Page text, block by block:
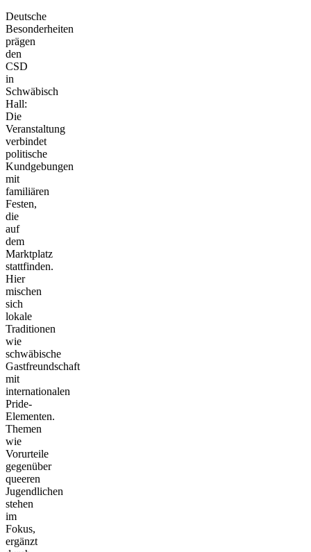
Deutsche
Besonderheiten
prägen
den
CSD
in
Schwäbisch
Hall:
Die
Veranstaltung
verbindet
politische
Kundgebungen
mit
familiären
Festen,
die
auf
dem
Marktplatz
stattfinden.
Hier
mischen
sich
lokale
Traditionen
wie
schwäbische
Gastfreundschaft
mit
internationalen
Pride-
Elementen.
Themen
wie
Vorurteile
gegenüber
queeren
Jugendlichen
stehen
im
Fokus,
ergänzt